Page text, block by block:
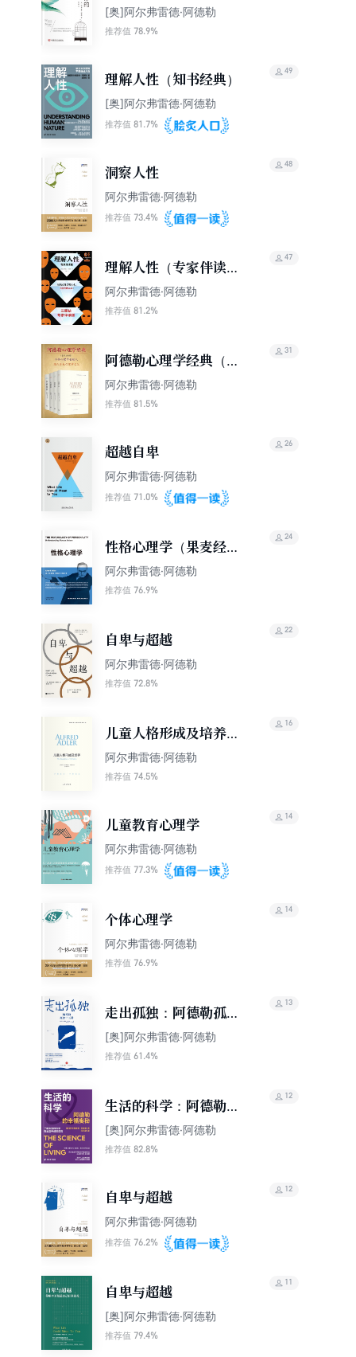
[奥]阿尔弗雷德·阿德勒
推荐值 78.9%
理解人性（知书经典）
[奥]阿尔弗雷德·阿德勒
推荐值 81.7%
49
洞察人性
阿尔弗雷德·阿德勒
推荐值 73.4%
48
理解人性（专家伴读
版）
阿尔弗雷德·阿德勒
推荐值 81.2%
47
阿德勒心理学经典（套
装共4册）
阿尔弗雷德·阿德勒
推荐值 81.5%
31
超越自卑
阿尔弗雷德·阿德勒
推荐值 71.0%
26
性格心理学（果麦经
典）
阿尔弗雷德·阿德勒
推荐值 76.9%
24
自卑与超越
阿尔弗雷德·阿德勒
推荐值 72.8%
22
儿童人格形成及培养
（阿德勒心理学经典）
阿尔弗雷德·阿德勒
推荐值 74.5%
16
儿童教育心理学
阿尔弗雷德·阿德勒
推荐值 77.3%
14
个体心理学
阿尔弗雷德·阿德勒
推荐值 76.9%
14
走出孤独：阿德勒孤独
十五讲（正版首发）
【关系心理学家胡慎之
复杂人事）
[奥]阿尔弗雷德·阿德勒
推荐值 61.4%
13
生活的科学：阿德勒的
幸福奥秘
[奥]阿尔弗雷德·阿德勒
推荐值 82.8%
12
自卑与超越
阿尔弗雷德·阿德勒
推荐值 76.2%
12
自卑与超越
[奥]阿尔弗雷德·阿德勒
推荐值 79.4%
11